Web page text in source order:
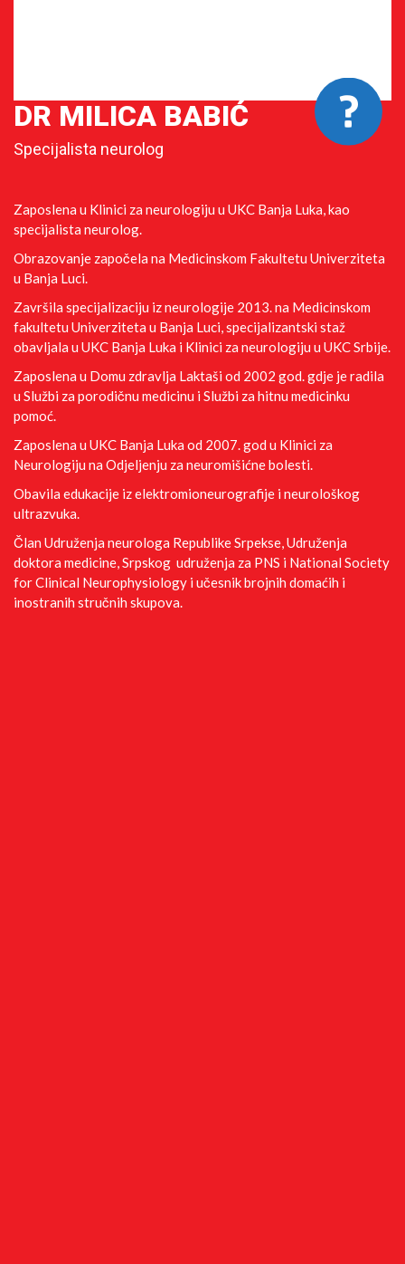
DR MILICA BABIĆ
Specijalista neurolog
Zaposlena u Klinici za neurologiju u UKC Banja Luka, kao
specijalista neurolog.
Obrazovanje započela na Medicinskom Fakultetu Univerziteta
u Banja Luci.
Završila specijalizaciju iz neurologije 2013. na Medicinskom
fakultetu Univerziteta u Banja Luci, specijalizantski staž
obavljala u UKC Banja Luka i Klinici za neurologiju u UKC Srbije.
Zaposlena u Domu zdravlja Laktaši od 2002 god. gdje je radila
u Službi za porodičnu medicinu i Službi za hitnu medicinku
pomoć.
Zaposlena u UKC Banja Luka od 2007. god u Klinici za
Neurologiju na Odjeljenju za neuromišićne bolesti.
Obavila edukacije iz elektromioneurografije i neurološkog
ultrazvuka.
Član Udruženja neurologa Republike Srpekse, Udruženja
doktora medicine, Srpskog udruženja za PNS i National Society
for Clinical Neurophysiology i učesnik brojnih domaćih i
inostranih stručnih skupova.